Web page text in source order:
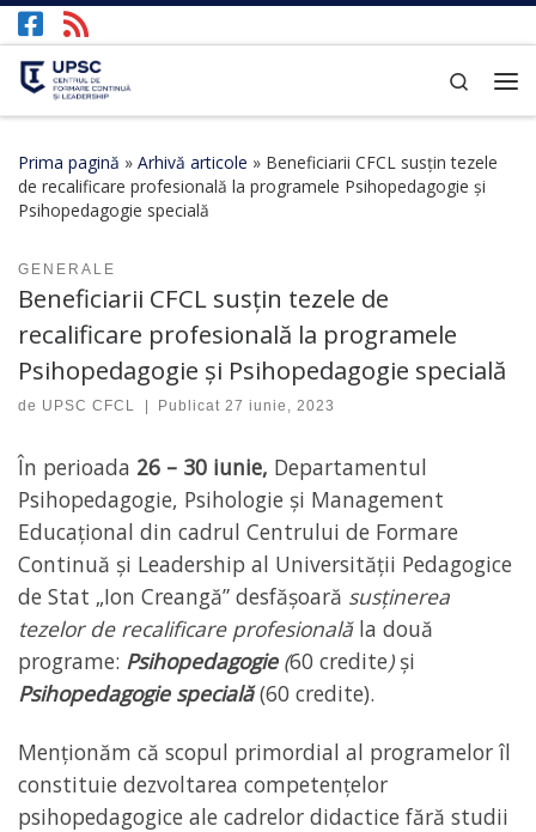
Afișează întregul conținut
Search
Prima pagină » Arhivă articole » Beneficiarii CFCL susțin tezele
de recalificare profesională la programele Psihopedagogie și
Psihopedagogie specială
GENERALE
Beneficiarii CFCL susțin tezele de
recalificare profesională la programele
Psihopedagogie și Psihopedagogie specială
de UPSC CFCL Publicat27 iunie, 2023
În perioada 26 – 30 iunie, Departamentul
Psihopedagogie, Psihologie și Management
Educațional din cadrul Centrului de Formare
Continuă și Leadership al Universității Pedagogice
de Stat „Ion Creangă” desfășoară susținerea
tezelor de recalificare profesionalăla două
programe: Psihopedagogie (60 credite) și
Psihopedagogie specială(60 credite).
Menționăm că scopul primordial al programelor îl
constituie dezvoltarea competențelor
psihopedagogice ale cadrelor didactice fără studii